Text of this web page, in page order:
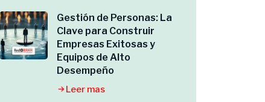
Gestión de Personas: La
Clave para Construir
Empresas Exitosas y
Equipos de Alto
Desempeño
Leer mas